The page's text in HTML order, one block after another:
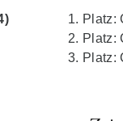
Platz:
Platz:
Platz: